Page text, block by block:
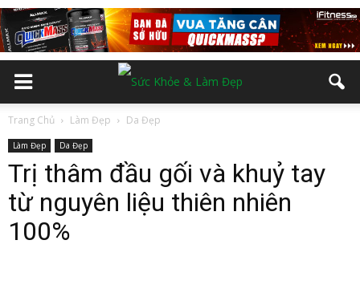
Trang Chủ Làm Đẹp Da Đẹp
Làm Đẹp Da Đẹp
Trị thâm đầu gối và khuỷ tay
từ nguyên liệu thiên nhiên
100%